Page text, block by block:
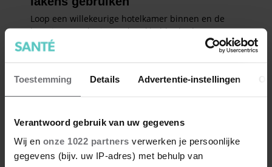
Toestemming Details Advertentie-instellingen
Verantwoord gebruik van uw gegevens
Wij en onze 1022 partners verwerken je persoonlijke
gegevens (bijv. uw IP-adres) met behulp van